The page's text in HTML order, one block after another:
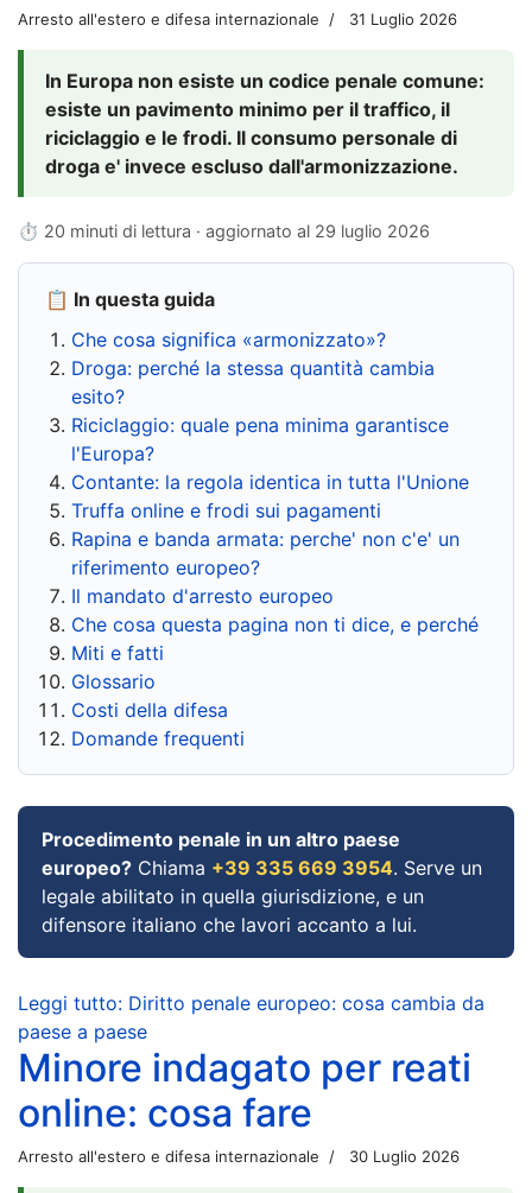
Arresto all'estero e difesa internazionale 31 Luglio 2026
In Europa non esiste un codice penale comune:
esiste un pavimento minimo per il traffico, il
riciclaggio e le frodi. Il consumo personale di
droga e' invece escluso dall'armonizzazione.
⏱ 20 minuti di lettura · aggiornato al 29 luglio 2026
📋 In questa guida
Che cosa significa «armonizzato»?
Droga: perché la stessa quantità cambia
esito?
Riciclaggio: quale pena minima garantisce
l'Europa?
Contante: la regola identica in tutta l'Unione
Truffa online e frodi sui pagamenti
Rapina e banda armata: perche' non c'e' un
riferimento europeo?
Il mandato d'arresto europeo
Che cosa questa pagina non ti dice, e perché
Miti e fatti
Glossario
Costi della difesa
Domande frequenti
Procedimento penale in un altro paese
europeo? Chiama +39 335 669 3954. Serve un
legale abilitato in quella giurisdizione, e un
difensore italiano che lavori accanto a lui.
Leggi tutto: Diritto penale europeo: cosa cambia da
paese a paese
Minore indagato per reati
online: cosa fare
Arresto all'estero e difesa internazionale 30 Luglio 2026